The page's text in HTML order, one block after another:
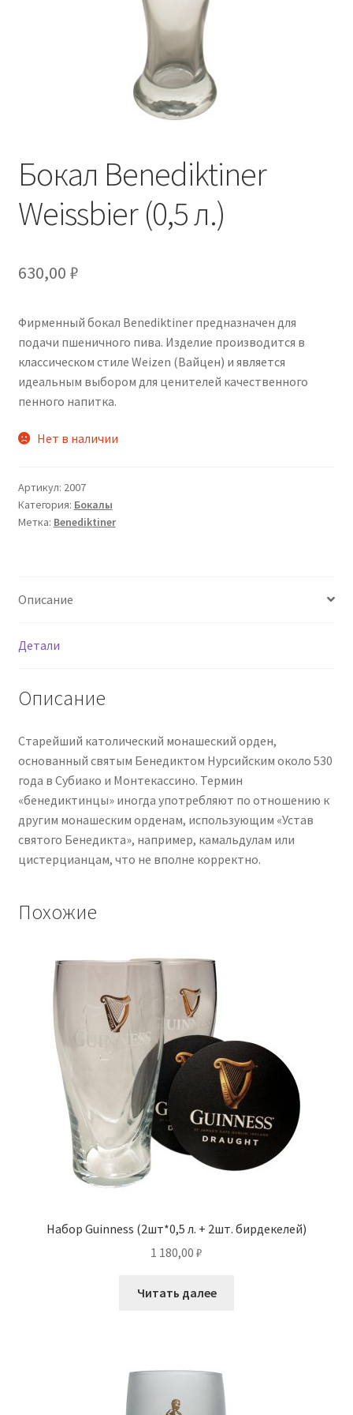
Бокал Benediktiner
Weissbier (0,5 л.)
630,00 ₽
Фирменный бокал Benediktiner предназначен для
подачи пшеничного пива. Изделие производится в
классическом стиле Weizen (Вайцен) и является
идеальным выбором для ценителей качественного
пенного напитка.
Нет в наличии
Артикул: 2007
Категория: Бокалы
Метка: Benediktiner
Описание
Детали
Описание
Старейший католический монашеский орден,
основанный святым Бенедиктом Нурсийским около 530
года в Субиако и Монтекассино. Термин
«бенедиктинцы» иногда употребляют по отношению к
другим монашеским орденам, использующим «Устав
святого Бенедикта», например, камальдулам или
цистерцианцам, что не вполне корректно.
Похожие
Набор Guinness (2шт*0,5 л. + 2шт. бирдекелей)
1 180,00 ₽
Читать далее